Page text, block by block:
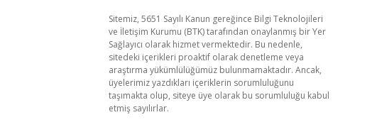
Sitemiz, 5651 Sayılı Kanun gereğince Bilgi Teknolojileri
ve İletişim Kurumu (BTK) tarafından onaylanmış bir Yer
Sağlayıcı olarak hizmet vermektedir. Bu nedenle,
sitedeki içerikleri proaktif olarak denetleme veya
araştırma yükümlülüğümüz bulunmamaktadır. Ancak,
üyelerimiz yazdıkları içeriklerin sorumluluğunu
taşımakta olup, siteye üye olarak bu sorumluluğu kabul
etmiş sayılırlar.